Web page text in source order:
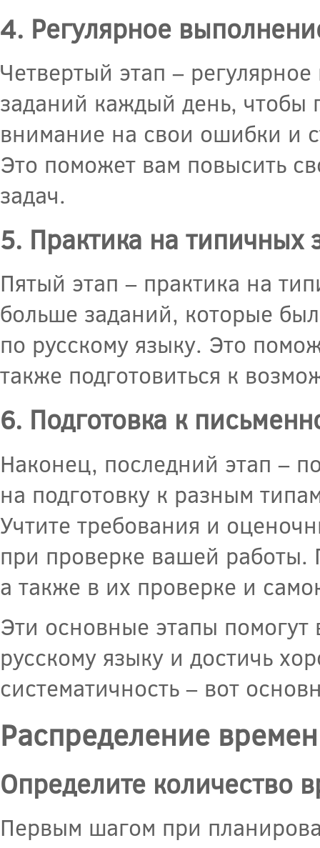
4. Регулярное
Четвертый этап –
заданий каждый день, чтобы
внимание на свои ошибки и
Это поможет вам повысить
задач.
5. Практика на типичных
Пятый этап – практика на
больше заданий, которые
по русскому языку. Это
также подготовиться к
6. Подготовка к
Наконец, последний этап –
на подготовку к разным
Учтите требования и
при проверке вашей работы.
а также в их проверке и
Эти основные этапы помогут
русскому языку и достичь
систематичность – вот
Распределение
Определите количество
Первым шагом при